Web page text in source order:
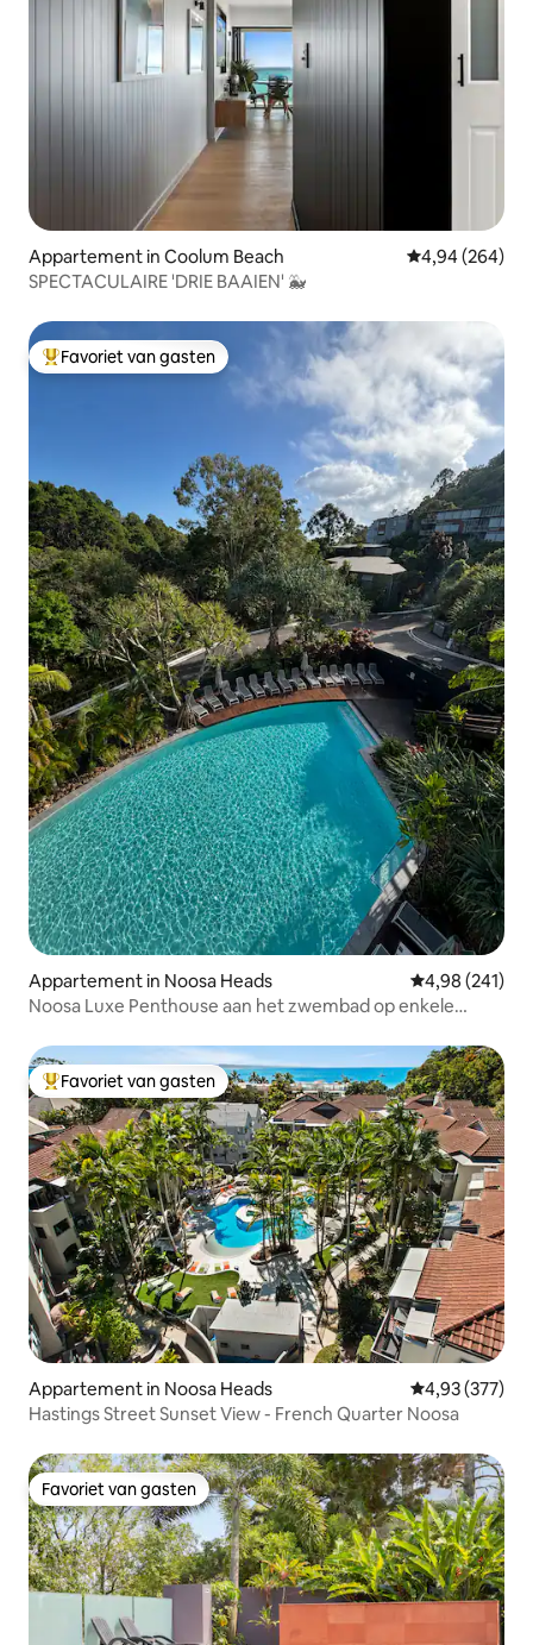
Appartement in Coolum Beach Gemiddelde
4,94 (264)
SPECTACULAIRE 'DRIE BAAIEN' 🐳
Topfavoriet van gasten
Favoriet van gasten
Appartement in Noosa Heads Gemiddelde
4,98 (241)
Noosa Luxe Penthouse aan het zwembad op enkele
Topfavoriet van gasten
Favoriet van gasten
Appartement in Noosa Heads Gemiddelde
4,93 (377)
Hastings Street Sunset View - French Quarter Noosa
Favoriet van gasten
Favoriet van gasten